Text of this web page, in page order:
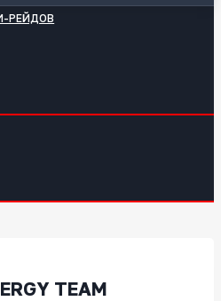
РЕЙДОВ
TEAM